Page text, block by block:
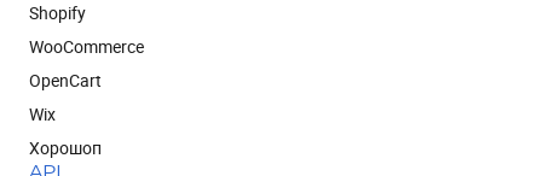
Shopify
WooCommerce
OpenCart
Wix
Хорошоп